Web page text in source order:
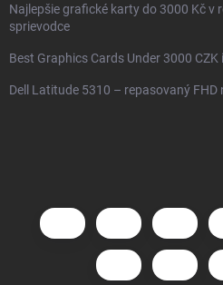
Najlepšie grafické karty do 3000 Kč v
sprievodce
Best Graphics Cards Under 3000
Dell Latitude 5310 – repasovaný